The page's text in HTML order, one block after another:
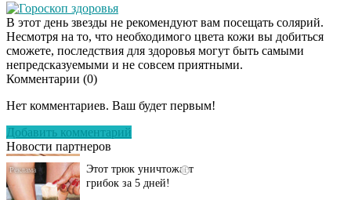
Гороскоп здоровья
В этот день звезды не рекомендуют вам посещать солярий.
Несмотря на то, что необходимого цвета кожи вы добиться
сможете, последствия для здоровья могут быть самыми
непредсказуемыми и не совсем приятными.
Комментарии (0)
Нет комментариев. Ваш будет первым!
Добавить комментарий
Новости партнеров
Даже самый
исчезнет с корнем,
грибок за 5 дней!